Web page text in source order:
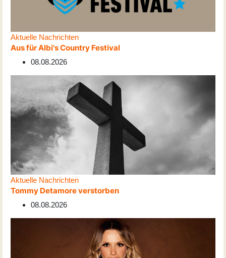
Aktuelle Nachrichten
Aus für Albi's Country Festival
08.08.2026
Aktuelle Nachrichten
Tommy Detamore verstorben
08.08.2026